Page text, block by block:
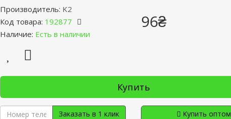
Производитель: K2
Код товара: 192877
Наличие: Есть в наличии
96₴
Купить
Заказать в 1 клик Купить оптом